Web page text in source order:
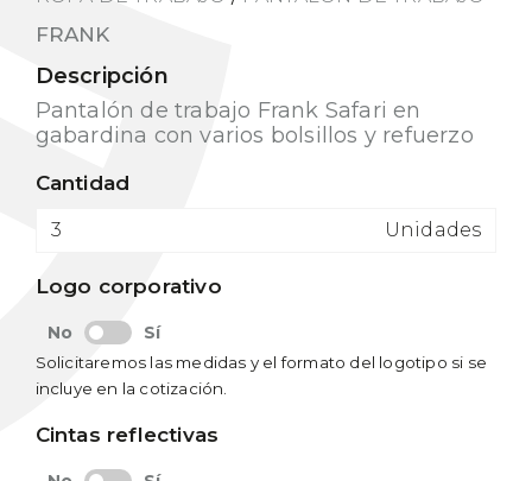
FRANK
Descripción
Pantalón de trabajo Frank Safari en
gabardina con varios bolsillos y refuerzo
Cantidad
Unidades
Logo corporativo
No Sí
Solicitaremos las medidas y el formato del logotipo si se
incluye en la cotización.
Cintas reflectivas